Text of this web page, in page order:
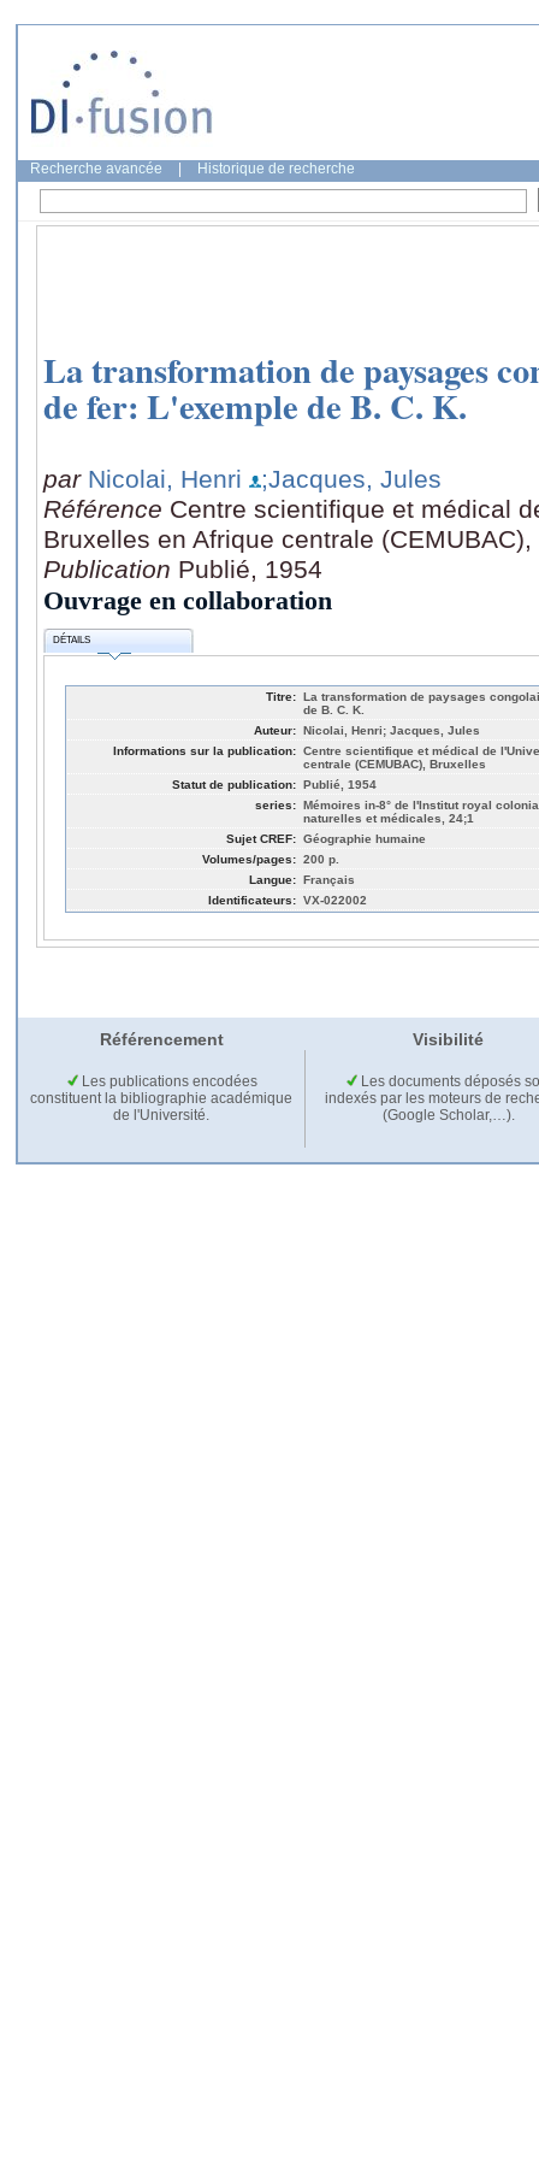
Recherche avancée Historique de recherche
La transformation de paysages
de fer: L'exemple de B. C. K.
par Nicolai, Henri
;Jacques, Jules
Référence Centre scientifique et médical
Bruxelles en Afrique centrale
Publication Publié, 1954
Ouvrage en collaboration
DÉTAILS
Titre: La transformation de paysages
de B. C. K.
Auteur: Nicolai, Henri; Jacques, Jules
Informations sur la publication: Centre scientifique et médical de
centrale (CEMUBAC), Bruxelles
Statut de publication: Publié, 1954
series: Mémoires in-8° de l'Institut royal
naturelles et médicales, 24;1
Sujet CREF: Géographie humaine
Volumes/pages: 200 p.
Langue: Français
Identificateurs: VX-022002
Référencement Visibilité
Les publications encodées
constituent la bibliographie académique
de l'Université.
Les documents déposés
indexés par les moteurs de
(Google Scholar,…).